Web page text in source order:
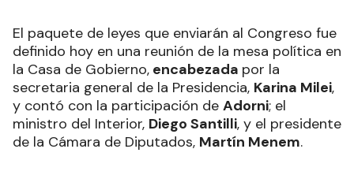
El paquete de leyes que enviarán al Congreso fue
definido hoy en una reunión de la mesa política en
la Casa de Gobierno, encabezada por la
secretaria general de la Presidencia, Karina Milei,
y contó con la participación de Adorni; el
ministro del Interior, Diego Santilli, y el presidente
de la Cámara de Diputados, Martín Menem.